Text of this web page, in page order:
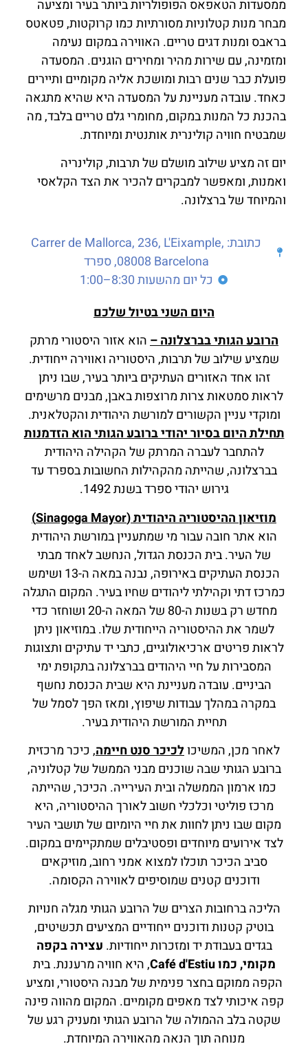
ממסעדות הטאפאס הפופולריות ביותר בעיר ומציעה
מבחר מנות קטלוניות מסורתיות כמו קרוקטות, פטאטס
בראבס ומנות דגים טריים. האווירה במקום נעימה
ומזמינה, עם שירות מהיר ומחירים הוגנים. המסעדה
פועלת כבר שנים רבות ומושכת אליה מקומיים ותיירים
כאחד. עובדה מעניינת על המסעדה היא שהיא מתגאה
בהכנת כל המנות במקום, מחומרי גלם טריים בלבד, מה
שמבטיח חוויה קולינרית אותנטית ומיוחדת.
יום זה מציע שילוב מושלם של תרבות, קולינריה
ואמנות, ומאפשר למבקרים להכיר את הצד הקלאסי
והמיוחד של ברצלונה.
כתובת: Carrer de Mallorca, 236, L'Eixample,
08008 Barcelona, ספרד
כל יום מהשעות 8:30–1:00
היום השני בטיול שלכם
הרובע הגותי בברצלונה –הוא אזור היסטורי מרתק
שמציע שילוב של תרבות, היסטוריה ואווירה ייחודית.
זהו אחד האזורים העתיקים ביותר בעיר, שבו ניתן
לראות סמטאות צרות מרוצפות באבן, מבנים מרשימים
ומוקדי עניין הקשורים למורשת היהודית והקטלאנית.
תחילת היום בסיור יהודי ברובע הגותי הוא הזדמנות
להתחבר לעברה המרתק של הקהילה היהודית
בברצלונה, שהייתה מהקהילות החשובות בספרד עד
גירוש יהודי ספרד בשנת 1492.
מוזיאון ההיסטוריה היהודית (Sinagoga Mayor)
הוא אתר חובה עבור מי שמתעניין במורשת היהודית
של העיר. בית הכנסת הגדול, הנחשב לאחד מבתי
הכנסת העתיקים באירופה, נבנה במאה ה-13 ושימש
כמרכז דתי וקהילתי ליהודים שחיו בעיר. המקום התגלה
מחדש רק בשנות ה-80 של המאה ה-20 ושוחזר כדי
לשמר את ההיסטוריה הייחודית שלו. במוזיאון ניתן
לראות פריטים ארכיאולוגיים, כתבי יד עתיקים ותצוגות
המסבירות על חיי היהודים בברצלונה בתקופת ימי
הביניים. עובדה מעניינת היא שבית הכנסת נחשף
במקרה במהלך עבודות שיפוץ, ומאז הפך לסמל של
תחיית המורשת היהודית בעיר.
לאחר מכן, המשיכולכיכר סנט חיימה, כיכר מרכזית
ברובע הגותי שבה שוכנים מבני הממשל של קטלוניה,
כמו ארמון הממשלה ובית העירייה. הכיכר, שהייתה
מרכז פוליטי וכלכלי חשוב לאורך ההיסטוריה, היא
מקום שבו ניתן לחוות את חיי היומיום של תושבי העיר
לצד אירועים מיוחדים ופסטיבלים שמתקיימים במקום.
סביב הכיכר תוכלו למצוא אמני רחוב, מוזיקאים
ודוכנים קטנים שמוסיפים לאווירה הקסומה.
הליכה ברחובות הצרים של הרובע הגותי מגלה חנויות
בוטיק קטנות ודוכנים ייחודיים המציעים תכשיטים,
בגדים בעבודת יד ומזכרות ייחודיות. עצירה בקפה
מקומי, כמו Café d'Estiu
, היא חוויה מרעננת. בית
הקפה ממוקם בחצר פנימית של מבנה היסטורי, ומציע
קפה איכותי לצד מאפים מקומיים. המקום מהווה פינה
שקטה בלב ההמולה של הרובע הגותי ומעניק רגע של
מנוחה תוך הנאה מהאווירה המיוחדת.